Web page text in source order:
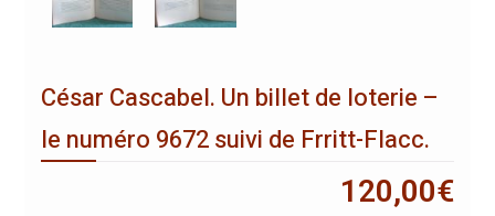
César Cascabel. Un billet de loterie –
le numéro 9672 suivi de Frritt-Flacc.
120,00€